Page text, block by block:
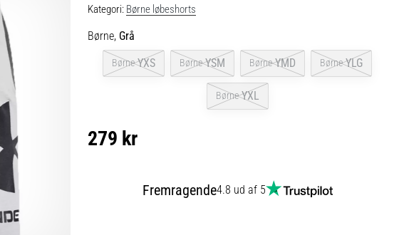
Kategori: Børne løbeshorts
Børne, Grå
Børne YXS Børne YSM Børne YMD Børne YLG
Børne YXL
279 kr
Fremragende4.8 ud af 5